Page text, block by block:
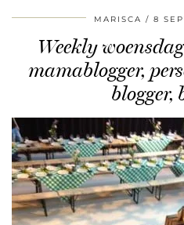
MARISCA 8
Weekly
mamablogger,
blogger,